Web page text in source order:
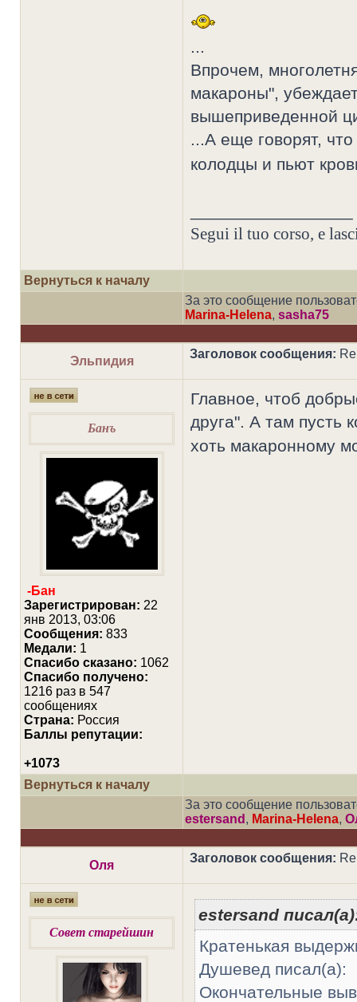
...
Впрочем,
макароны",
вышеприведенной
...А еще говорят,
колодцы и пьют
Segui il tuo corso, e
Вернуться к началу
За это сообщение
Marina-Helena, sasha75
Эльпидия
Заголовок сообщения:
Банъ
-Бан
Зарегистрирован: 22
янв 2013, 03:06
Сообщения: 833
Медали: 1
Cпасибо сказано: 1062
Спасибо получено:
1216 раз в 547
сообщениях
Страна: Россия
Баллы репутации:
+1073
Главное, чтоб
друга". А там пусть
хоть макаронному
Вернуться к началу
За это сообщение
estersand , Marina-Helena,
Оля
Заголовок сообщения:
Совет старейшин
estersand
Кратенькая
Душевед писал(а):
Окончательные